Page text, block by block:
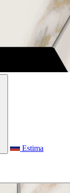
Estima